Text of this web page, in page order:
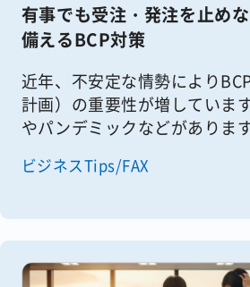
有事でも受注・発注を止め
備えるBCP対策
近年、不安定な情勢により
計画）の重要性が増していま
やパンデミックなどがありま
販売で受発注が止まると、事
刻な損害を与えかねません。
ビジネスTips/FAX